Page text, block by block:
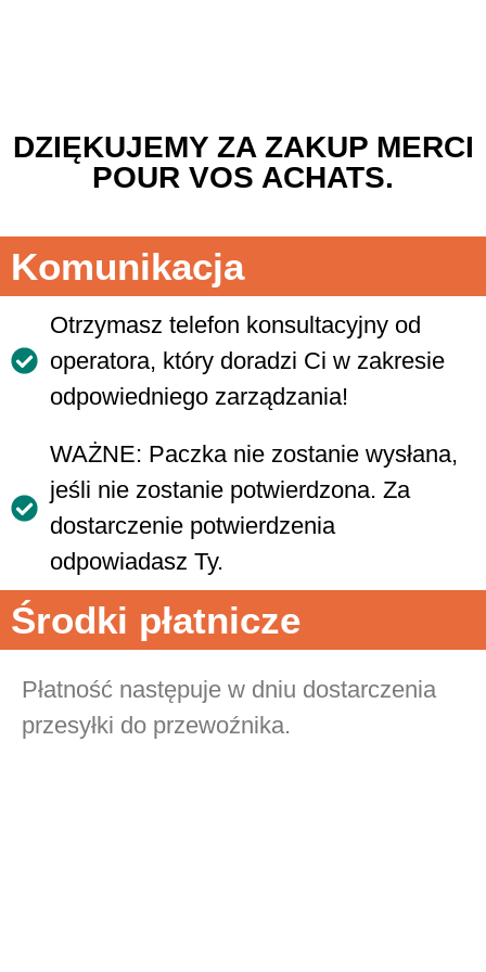
DZIĘKUJEMY ZA ZAKUP MERCI
POUR VOS ACHATS.
Komunikacja
Otrzymasz telefon konsultacyjny od
operatora, który doradzi Ci w zakresie
odpowiedniego zarządzania!​
WAŻNE: Paczka nie zostanie wysłana,
jeśli nie zostanie potwierdzona. Za
dostarczenie potwierdzenia
odpowiadasz Ty.
Środki płatnicze
Płatność następuje w dniu dostarczenia
przesyłki do przewoźnika.